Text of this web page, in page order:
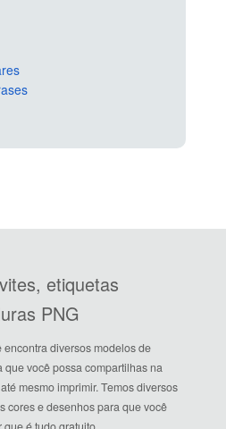
etiquetas
PNG
diversos modelos de
que você possa compartilhas na
mesmo imprimir. Temos diversos
cores e desenhos para que você